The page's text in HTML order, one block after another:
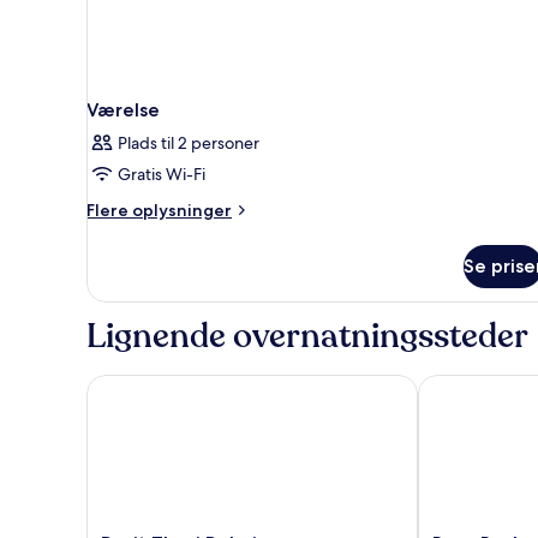
Værelse
Plads til 2 personer
Gratis Wi-Fi
Flere oplysninger
Flere
Se
Lignende overnatningssteder
Dusit Thani Dubai Rose Rayhaan